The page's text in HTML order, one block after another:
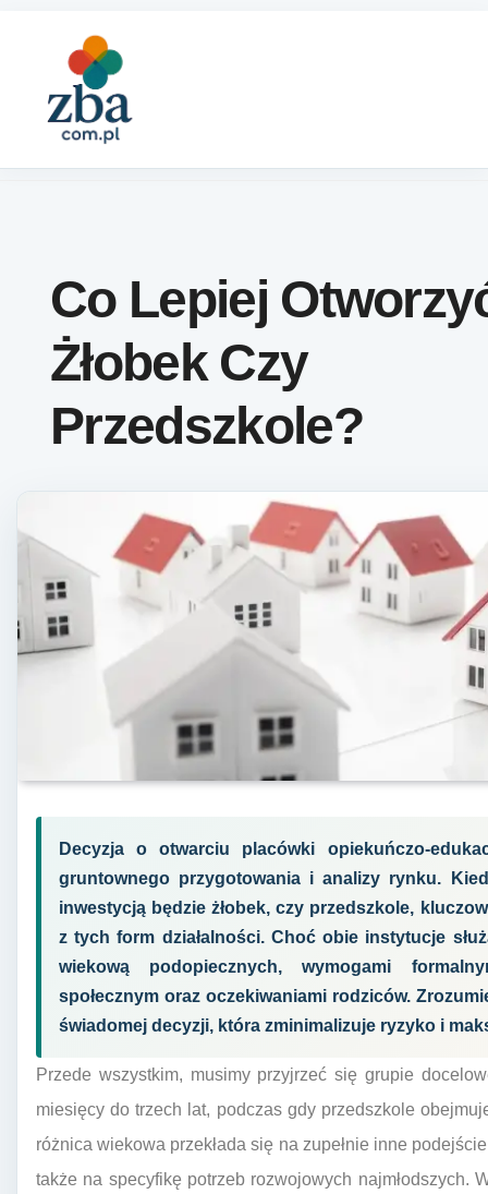
Co Lepiej
Żłobek Czy
Przedszkole?
Decyzja o otwarciu placówki opiekuńczo-
gruntownego przygotowania i analizy rynku.
inwestycją będzie żłobek, czy przedszkole,
z tych form działalności. Choć obie instytucje
wiekową podopiecznych, wymogami
społecznym oraz oczekiwaniami rodziców.
świadomej decyzji, która zminimalizuje ryzyko i
Przede wszystkim, musimy przyjrzeć się grupie
miesięcy do trzech lat, podczas gdy przedszkole
różnica wiekowa przekłada się na zupełnie inne
także na specyfikę potrzeb rozwojowych najmłodszych.